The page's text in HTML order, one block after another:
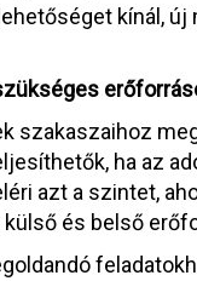
kínál, új
szakaszaihoz
ha az
azt a szintet,
és belső